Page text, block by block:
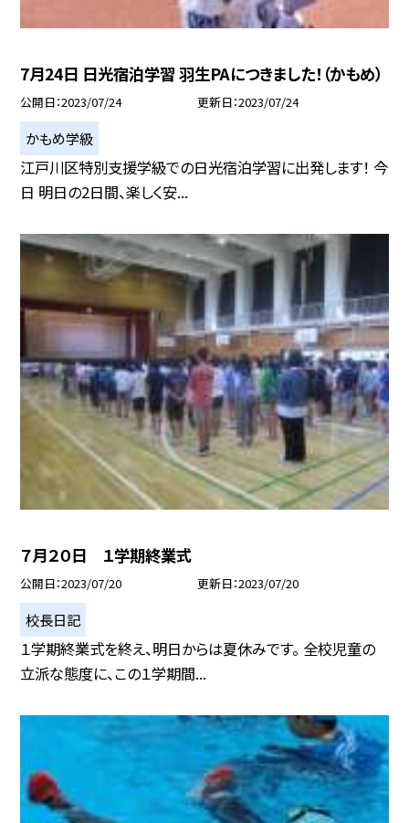
7月24日 日光宿泊学習 羽生PAにつきました！（かもめ）
公開日 2023/07/24 更新日 2023/07/24
かもめ学級
江戸川区特別支援学級での日光宿泊学習に出発します！ 今
日 明日の2日間、楽しく安...
７月２０日 １学期終業式
公開日 2023/07/20 更新日 2023/07/20
校長日記
１学期終業式を終え、明日からは夏休みです。 全校児童の
立派な態度に、この１学期間...